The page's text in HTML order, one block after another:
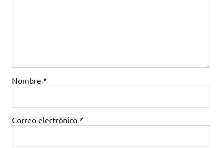
Nombre *
Correo electrónico *